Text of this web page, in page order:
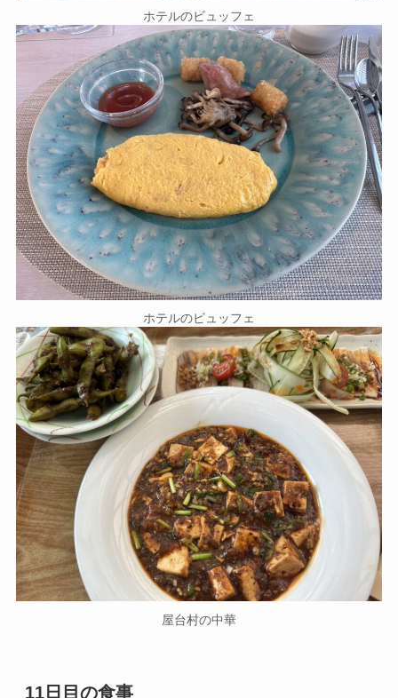
ホテルのビュッフェ
ホテルのビュッフェ
屋台村の中華
11日目の食事